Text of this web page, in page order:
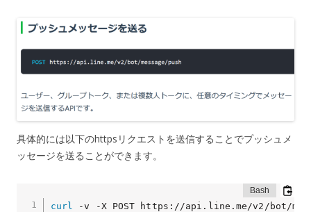
具体的には以下のhttpsリクエストを送信することでプッシュメ
ッセージを送ることができます。
curl
-v -X POST https://api.line.me/v2/bot/